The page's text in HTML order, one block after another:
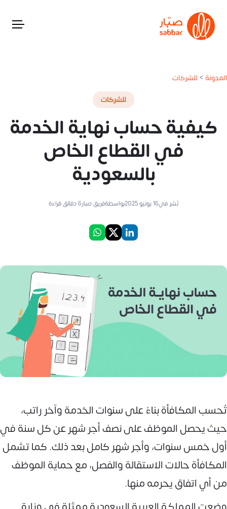
المدونة> للشركات
للشركات
كيفية حساب نهاية الخدمة
في القطاع الخاص
بالسعودية
نُشر في16 يونيو 2025 بواسطةفريق صبار6دقائق قراءة
تُحسب المكافأة بناءً على سنوات الخدمة وآخر راتب،
حيث يحصل الموظف على نصف أجر شهر عن كل سنة في
أول خمس سنوات، وأجر شهر كامل بعد ذلك. كما تشمل
المكافأة حالات الاستقالة والفصل، مع حماية الموظف
من أي اتفاق يحرمه منها.